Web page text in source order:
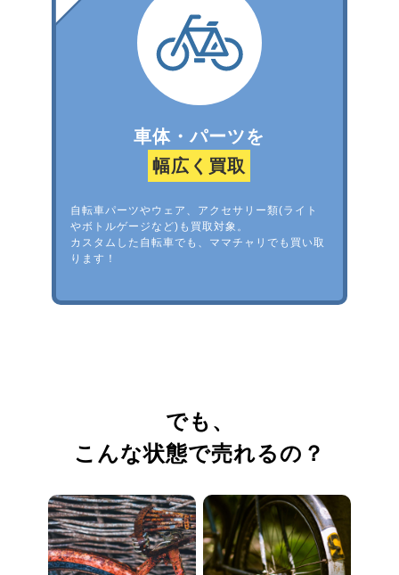
車体・パーツを
幅広く買取
自転車パーツやウェア、アクセサリー類(ライト
やボトルゲージなど)も買取対象。
カスタムした自転車でも、ママチャリでも買い取
ります！
でも、
こんな状態で売れるの？